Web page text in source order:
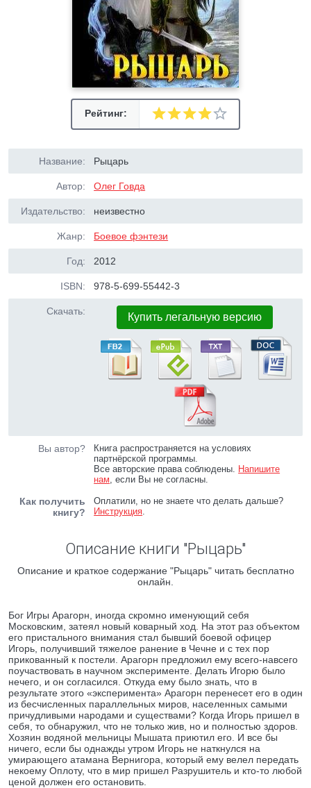
Рейтинг:
Название: Рыцарь
Автор: Олег Говда
Издательство: неизвестно
Жанр: Боевое фэнтези
Год: 2012
ISBN: 978-5-699-55442-3
Скачать: Купить легальную версию
Вы автор?
Книга распространяется на условиях
партнёрской программы.
Все авторские права соблюдены. Напишите
нам, если Вы не согласны.
Как получить
книгу?
Оплатили, но не знаете что делать дальше?
Инструкция.
Описание книги "Рыцарь"
Описание и краткое содержание "Рыцарь" читать бесплатно
онлайн.
Бог Игры Арагорн, иногда скромно именующий себя
Московским, затеял новый коварный ход. На этот раз объектом
его пристального внимания стал бывший боевой офицер
Игорь, получивший тяжелое ранение в Чечне и с тех пор
прикованный к постели. Арагорн предложил ему всего-навсего
поучаствовать в научном эксперименте. Делать Игорю было
нечего, и он согласился. Откуда ему было знать, что в
результате этого «эксперимента» Арагорн перенесет его в один
из бесчисленных параллельных миров, населенных самыми
причудливыми народами и существами? Когда Игорь пришел в
себя, то обнаружил, что не только жив, но и полностью здоров.
Хозяин водяной мельницы Мышата приютил его. И все бы
ничего, если бы однажды утром Игорь не наткнулся на
умирающего атамана Вернигора, который ему велел передать
некоему Оплоту, что в мир пришел Разрушитель и кто-то любой
ценой должен его остановить.